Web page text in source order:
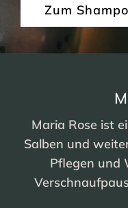
Zum
Maria Rose ist
Salben und
Pflegen und